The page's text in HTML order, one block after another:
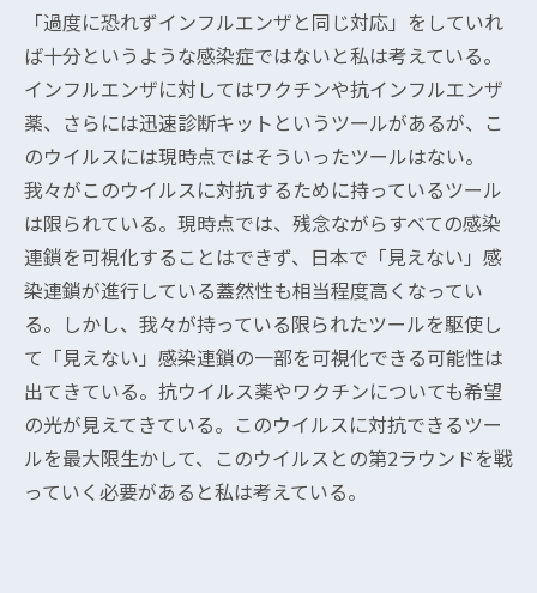
「過度に恐れずインフルエンザと同じ対応」をしていれ
ば十分というような感染症ではないと私は考えている。
インフルエンザに対してはワクチンや抗インフルエンザ
薬、さらには迅速診断キットというツールがあるが、こ
のウイルスには現時点ではそういったツールはない。
我々がこのウイルスに対抗するために持っているツール
は限られている。現時点では、残念ながらすべての感染
連鎖を可視化することはできず、日本で「見えない」感
染連鎖が進行している蓋然性も相当程度高くなってい
る。しかし、我々が持っている限られたツールを駆使し
て「見えない」感染連鎖の一部を可視化できる可能性は
出てきている。抗ウイルス薬やワクチンについても希望
の光が見えてきている。このウイルスに対抗できるツー
ルを最大限生かして、このウイルスとの第2ラウンドを戦
っていく必要があると私は考えている。